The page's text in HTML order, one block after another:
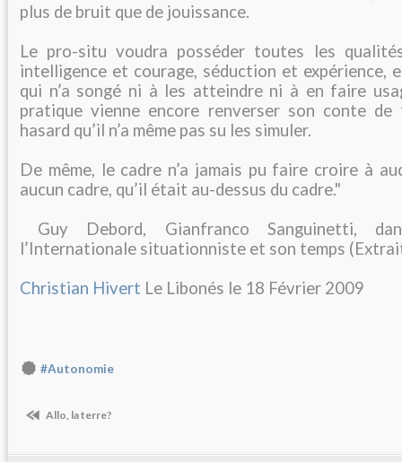
plus de bruit que de jouissance.
Le pro-situ voudra posséder toutes les
intelligence et courage, séduction et expérience,
qui n’a songé ni à les atteindre ni à en faire
pratique vienne encore renverser son conte
hasard qu’il n’a même pas su les simuler.
De même, le cadre n’a jamais pu faire croire à
aucun cadre, qu’il était au-dessus du cadre."
Guy Debord, Gianfranco Sanguinetti,
l’Internationale situationniste et son temps
Christian Hivert Le Libonés le 18 Février 2009
#Autonomie
Allo, la terre?